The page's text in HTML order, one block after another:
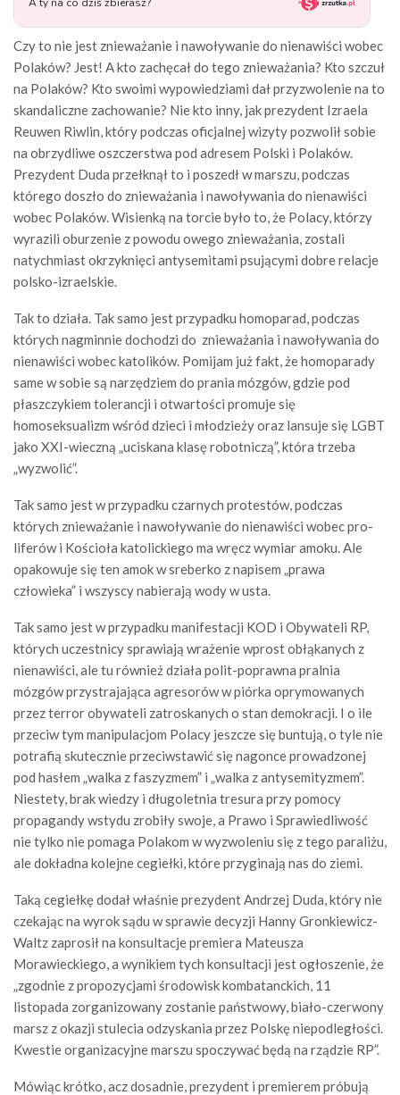
Czy to nie jest znieważanie i nawoływanie do nienawiści wobec
Polaków? Jest! A kto zachęcał do tego znieważania? Kto szczuł
na Polaków? Kto swoimi wypowiedziami dał przyzwolenie na to
skandaliczne zachowanie? Nie kto inny, jak prezydent Izraela
Reuwen Riwlin, który podczas oficjalnej wizyty pozwolił sobie
na obrzydliwe oszczerstwa pod adresem Polski i Polaków.
Prezydent Duda przełknął to i poszedł w marszu, podczas
którego doszło do znieważania i nawoływania do nienawiści
wobec Polaków. Wisienką na torcie było to, że Polacy, którzy
wyrazili oburzenie z powodu owego znieważania, zostali
natychmiast okrzyknięci antysemitami psującymi dobre relacje
polsko-izraelskie.
Tak to działa. Tak samo jest przypadku homoparad, podczas
których nagminnie dochodzi do znieważania i nawoływania do
nienawiści wobec katolików. Pomijam już fakt, że homoparady
same w sobie są narzędziem do prania mózgów, gdzie pod
płaszczykiem tolerancji i otwartości promuje się
homoseksualizm wśród dzieci i młodzieży oraz lansuje się LGBT
jako XXI-wieczną „uciskana klasę robotniczą”, która trzeba
„wyzwolić”.
Tak samo jest w przypadku czarnych protestów, podczas
których znieważanie i nawoływanie do nienawiści wobec pro-
liferów i Kościoła katolickiego ma wręcz wymiar amoku. Ale
opakowuje się ten amok w sreberko z napisem „prawa
człowieka” i wszyscy nabierają wody w usta.
Tak samo jest w przypadku manifestacji KOD i Obywateli RP,
których uczestnicy sprawiają wrażenie wprost obłąkanych z
nienawiści, ale tu również działa polit-poprawna pralnia
mózgów przystrajająca agresorów w piórka oprymowanych
przez terror obywateli zatroskanych o stan demokracji. I o ile
przeciw tym manipulacjom Polacy jeszcze się buntują, o tyle nie
potrafią skutecznie przeciwstawić się nagonce prowadzonej
pod hasłem „walka z faszyzmem” i „walka z antysemityzmem”.
Niestety, brak wiedzy i długoletnia tresura przy pomocy
propagandy wstydu zrobiły swoje, a Prawo i Sprawiedliwość
nie tylko nie pomaga Polakom w wyzwoleniu się z tego paraliżu,
ale dokładna kolejne cegiełki, które przyginają nas do ziemi.
Taką cegiełkę dodał właśnie prezydent Andrzej Duda, który nie
czekając na wyrok sądu w sprawie decyzji Hanny Gronkiewicz-
Waltz zaprosił na konsultacje premiera Mateusza
Morawieckiego, a wynikiem tych konsultacji jest ogłoszenie, że
„zgodnie z propozycjami środowisk kombatanckich, 11
listopada zorganizowany zostanie państwowy, biało-czerwony
marsz z okazji stulecia odzyskania przez Polskę niepodległości.
Kwestie organizacyjne marszu spoczywać będą na rządzie RP”.
Mówiąc krótko, acz dosadnie, prezydent i premierem próbują